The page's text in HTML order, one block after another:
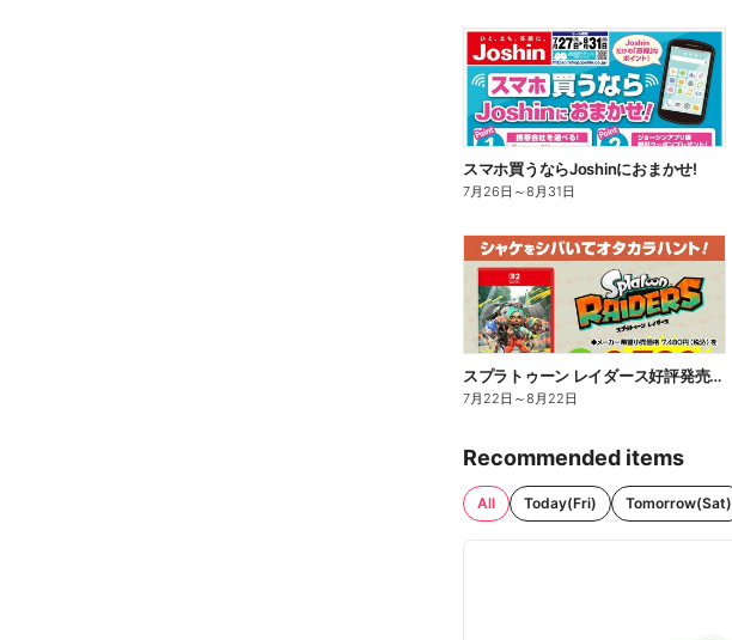
スマホ買うならJoshinにおまかせ!
7月26日 ～8月31日
スプラトゥーン レイダース好評発売中!
7月22日 ～8月22日
Recommended items
All Today(Fri) Tomorrow(Sat)